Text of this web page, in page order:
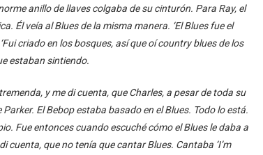
anillo de llaves colgaba de su cinturón. Para Ray, el
Él veía al Blues de la misma manera. ‘El Blues fue el
criado en los bosques, así que oí country blues de los
estaban sintiendo.
y me di cuenta, que Charles, a pesar de toda su
El Bebop estaba basado en el Blues. Todo lo está.
Fue entonces cuando escuché cómo el Blues le daba a
cuenta, que no tenía que cantar Blues. Cantaba ‘I’m